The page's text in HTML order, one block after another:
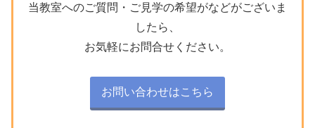
当教室へのご質問・ご見学の希望がなどがございま
したら、
お気軽にお問合せください。
お問い合わせはこちら